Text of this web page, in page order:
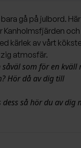
gå på julbord.
kärlek av vårt
atmosfär.
som för en kväll
Hör då av dig till
så hör du av